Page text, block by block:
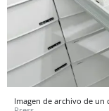
Imagen de archivo de un